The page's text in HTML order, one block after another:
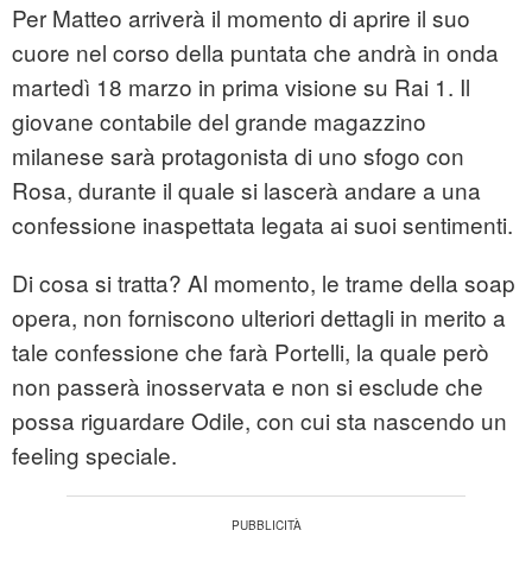
Per Matteo arriverà il momento di aprire il suo
cuore nel corso della puntata che andrà in onda
martedì 18 marzo in prima visione su Rai 1. Il
giovane contabile del grande magazzino
milanese sarà protagonista di uno sfogo con
Rosa, durante il quale si lascerà andare a una
confessione inaspettata legata ai suoi sentimenti.
Di cosa si tratta? Al momento, le trame della soap
opera, non forniscono ulteriori dettagli in merito a
tale confessione che farà Portelli, la quale però
non passerà inosservata e non si esclude che
possa riguardare Odile, con cui sta nascendo un
feeling speciale.